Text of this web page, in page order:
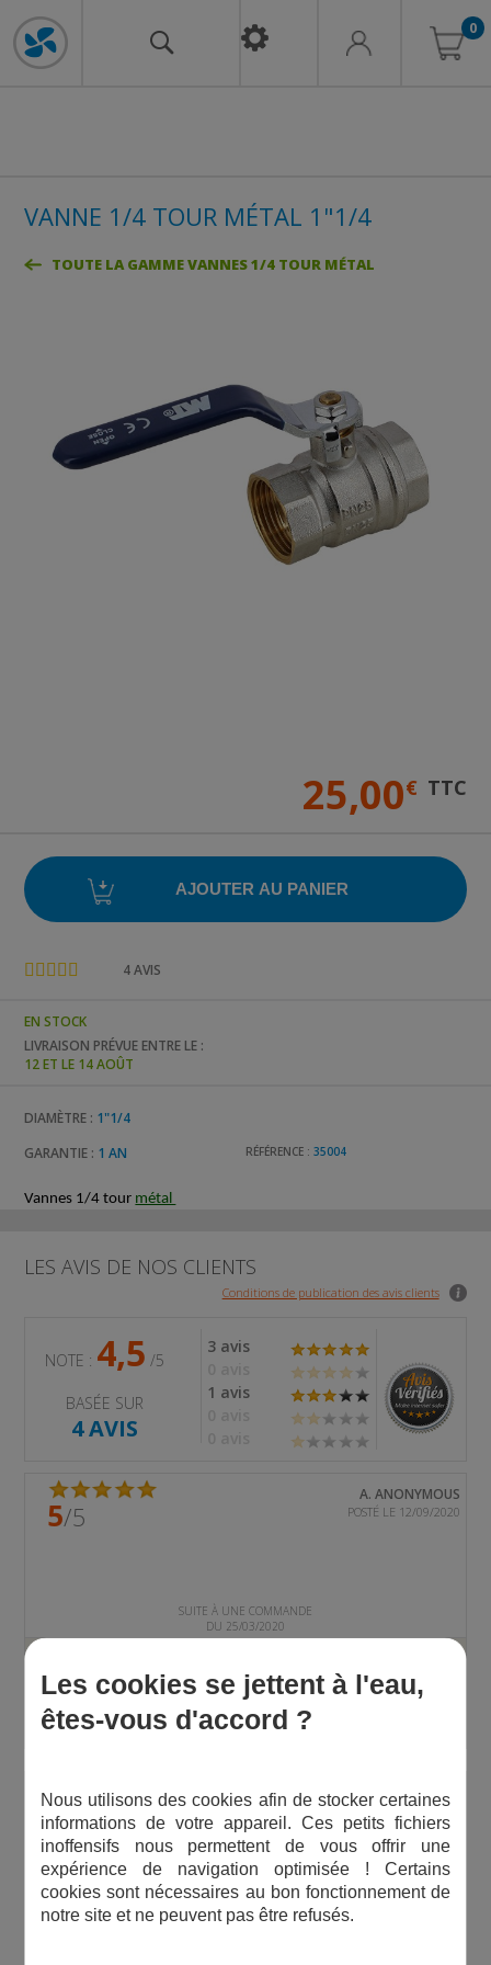
0
VANNE 1/4 TOUR MÉTAL 1"1/4
TOUTE LA GAMME VANNES 1/4 TOUR MÉTAL
25,00€ TTC
4AVIS
EN STOCK
LIVRAISON PRÉVUE ENTRE LE :
12 ET LE 14 AOÛT
DIAMÈTRE : 1"1/4
GARANTIE : 1 AN RÉFÉRENCE : 35004
Vannes 1/4 tour métal
LES AVIS DE NOS CLIENTS
Conditions de publication des avis clients
NOTE : 4,5 /5
BASÉE SUR
4 AVIS
3 avis
1 avis
A. ANONYMOUS
POSTÉ LE 12/09/2020
5/5
SUITE À UNE COMMANDE
DU 25/03/2020
A. ANONYMOUS
POSTÉ LE 26/04/2017
5/5
SUITE À UNE COMMANDE
DU 24/03/2017
Les cookies se jettent à l'eau,
êtes-vous d'accord ?
Nous utilisons des cookies afin de stocker certaines
informations de votre appareil. Ces petits fichiers
inoffensifs nous permettent de vous offrir une
expérience de navigation optimisée ! Certains
cookies sont nécessaires au bon fonctionnement de
notre site et ne peuvent pas être refusés.